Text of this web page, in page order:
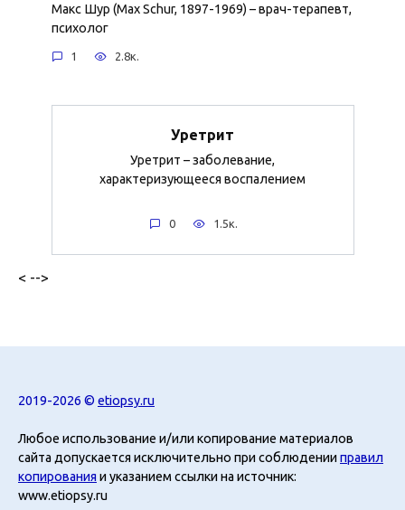
Макс Шур (Max Schur, 1897-1969) – врач-терапевт,
психолог
1 2.8к.
Уретрит
Уретрит – заболевание,
характеризующееся воспалением
0 1.5к.
< -->
2019-2026 © etiopsy.ru
Любое использование и/или копирование материалов
сайта допускается исключительно при соблюденииправил
копирования и указанием ссылки на источник:
www.etiopsy.ru